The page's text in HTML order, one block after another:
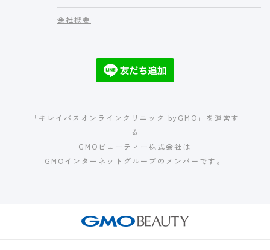
会社概要
「キレイパスオンラインクリニック byGMO」を運営す
る
GMOビューティー株式会社は
GMOインターネットグループのメンバーです。